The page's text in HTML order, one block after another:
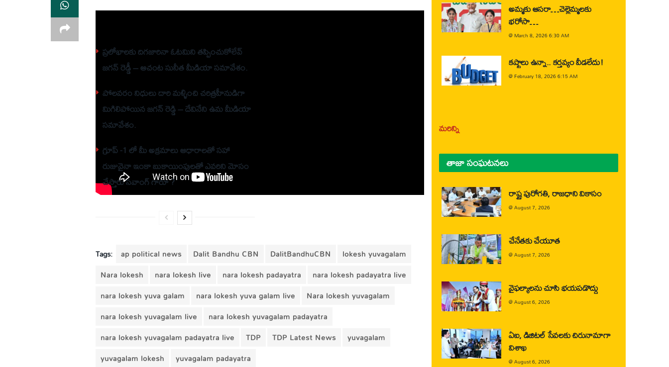
ప్రలోభాలకు దిగజారినా ఓటమిని తప్పించుకోలేవ్
జగన్ రెడ్డీ – ఆచంట సునీత మీడియా సమావేశం.
పోలవరం నిధులు దారి మళ్ళించి చరిత్రహీనుడిగా
మిగిలిపోయిన జగన్ రెడ్డి – దేవినేని ఉమ మీడియా
సమావేశం.
గ్రూప్ -1 లో మీ అక్రమాలు ఆధారాలతో సహా
రుజువైనా ఇంకా బుకాయింపులతో ఎవరిని మోసం
చేస్తారు సవాంగ్ గారూ ?
Tags: ap political news Dalit Bandhu CBN DalitBandhuCBN
lokesh yuvagalam
Nara lokesh
nara lokesh live nara lokesh padayatra
nara lokesh padayatra live
nara lokesh yuva galam
nara lokesh yuva galam live
Nara lokesh yuvagalam
nara lokesh yuvagalam live
nara lokesh yuvagalam padayatra
nara lokesh yuvagalam padayatra live
TDP TDP Latest News
yuvagalam
yuvagalam lokesh
yuvagalam padayatra
అమ్మకు ఆసరా…చెల్లెమ్మలకు
భరోసా…
@ March 8, 2026 6:30 AM
కష్టాలు ఉన్నా.. కర్తవ్యం వీడలేదు!
@February 18, 2026 6:15 AM
మరిన్ని
తాజా సంఘటనలు
రాష్ట్ర పురోగతి, రాజధాని వికాసం
@August 7, 2026
చేనేతకు చేయూత
@August 7, 2026
వైఫల్యాలను చూసి భయపడొద్దు
@August 6, 2026
ఏఐ, డిజిటల్ సేవలకు చిరునామాగా
విశాఖ
@August 6, 2026